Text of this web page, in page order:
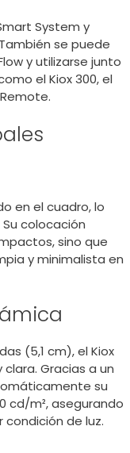
System y
se puede
y utilizarse junto
el Kiox 300, el
en el cuadro, lo
colocación
sino que
y minimalista en
(5,1 cm), el Kiox
Gracias a un
su
cd/m², asegurando
de luz.